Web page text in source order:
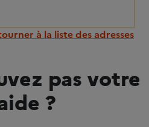
à la liste des adresses
pas votre
?